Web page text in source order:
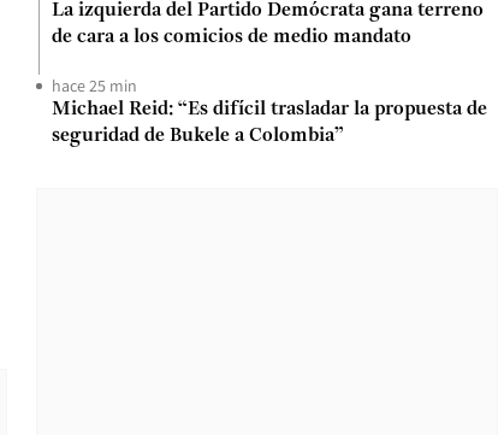
La izquierda del Partido Demócrata gana terreno
de cara a los comicios de medio mandato
hace 25 min
Michael Reid: “Es difícil trasladar la propuesta de
seguridad de Bukele a Colombia”